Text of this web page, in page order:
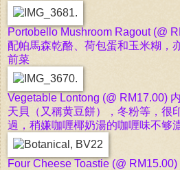
Portobello Mushroom Ragout (@
配帕馬森乾酪、荷包蛋和玉米糊，
前菜
Vegetable Lontong (@ RM17.00)
天貝（又稱黄豆餅），冬粉等，很
過， 稍嫌咖喱椰奶湯的咖喱味不够
Four Cheese Toastie (@ RM15.00)